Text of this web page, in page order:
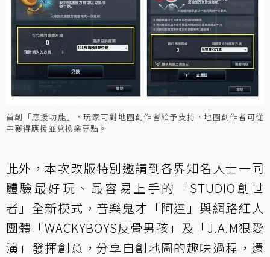
首創「應援功能」，玩家可對地圖創作者給予支持，地圖創作者可從
中獲得應援並兌換樂豆點。
此外，本次改版特別邀請到各界知名人士一同
體驗最好玩、最容易上手的「STUDIO創世
者」全新模式，音樂鬼才「阿達」與網路紅人
團體「WACKYBOYS反骨男孩」及「J.A.M狠愛
演」發揮創意，分享自創地圖的趣味過程，還